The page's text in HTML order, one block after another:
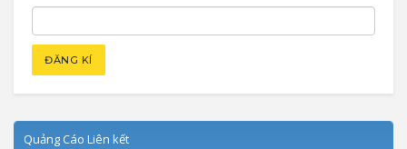
Quảng Cáo Liên kết